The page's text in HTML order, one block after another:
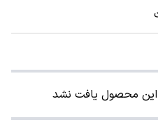
این محصول یافت نشد